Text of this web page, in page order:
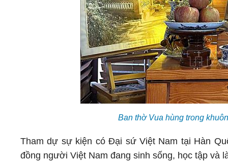
Ban thờ Vua hùng trong
Tham dự sự kiện có Đại sứ Việt Nam tại Hàn
đồng người Việt Nam đang sinh sống, học tập và